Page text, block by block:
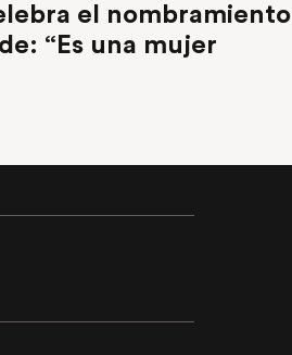
el nombramiento
“Es una mujer